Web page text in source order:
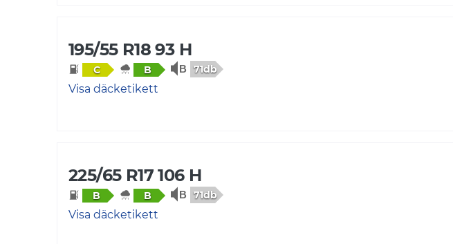
195/55 R18 93 H
C B 71db
Visa däcketikett
225/65 R17 106 H
B B 71db
Visa däcketikett